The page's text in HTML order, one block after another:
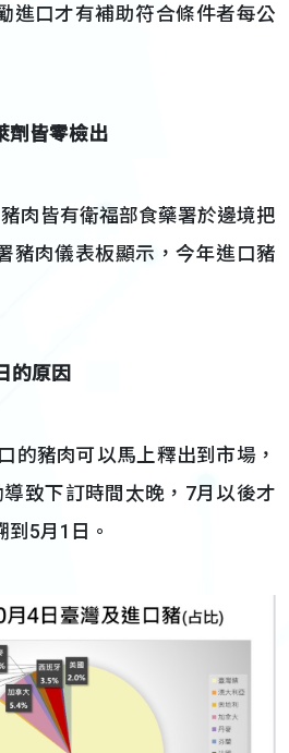
進口才有補助符合條件者每公
劑皆零檢出
肉皆有衛福部食藥署於邊境把
豬肉儀表板顯示，今年進口豬
的原因
豬肉可以馬上釋出到市場，
致下訂時間太晚，7月以後才
5月1日。